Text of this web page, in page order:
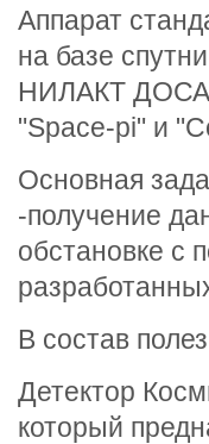
Аппарат
на базе
НИЛАКТ
"Space-pi" и
Основная
-получение
обстановке с
В состав
Детектор
который